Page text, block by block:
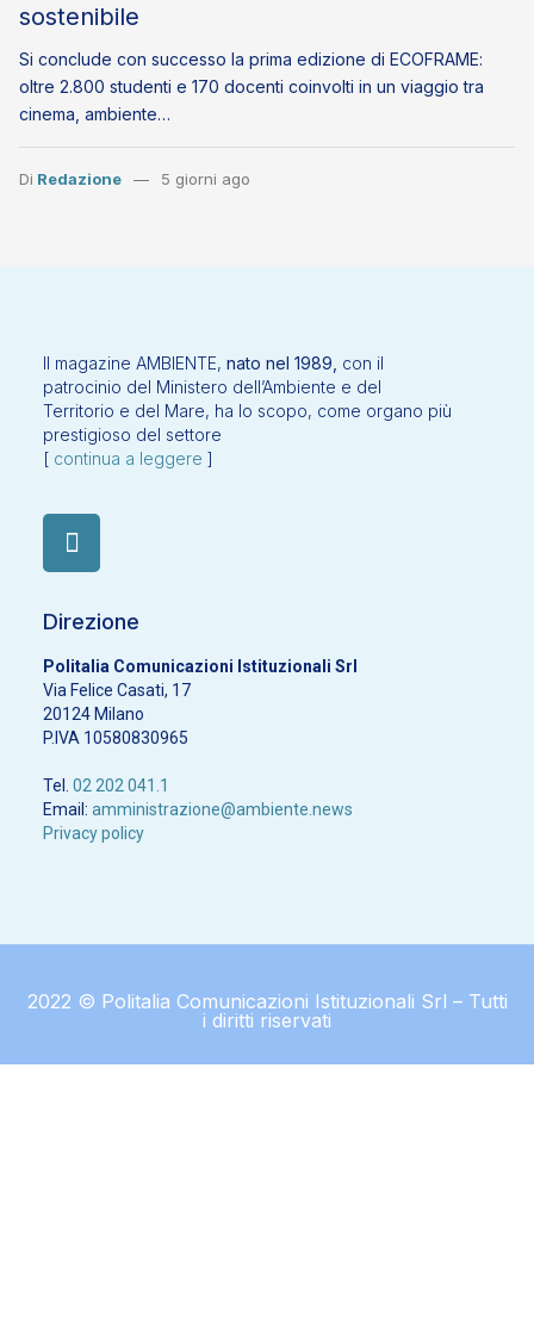
sostenibile
Si conclude con successo la prima edizione di ECOFRAME:
oltre 2.800 studenti e 170 docenti coinvolti in un viaggio tra
cinema, ambiente…
Di Redazione 5 giorni ago
Il magazine AMBIENTE, nato nel 1989, con il
patrocinio del Ministero dell’Ambiente e del
Territorio e del Mare, ha lo scopo, come organo più
prestigioso del settore
[ continua a leggere ]
Direzione
Politalia Comunicazioni Istituzionali Srl
Via Felice Casati, 17
20124 Milano
P.IVA 10580830965
Tel. 02 202 041.1
Email: amministrazione@ambiente.news
Privacy policy
2022 © Politalia Comunicazioni Istituzionali Srl – Tutti
i diritti riservati